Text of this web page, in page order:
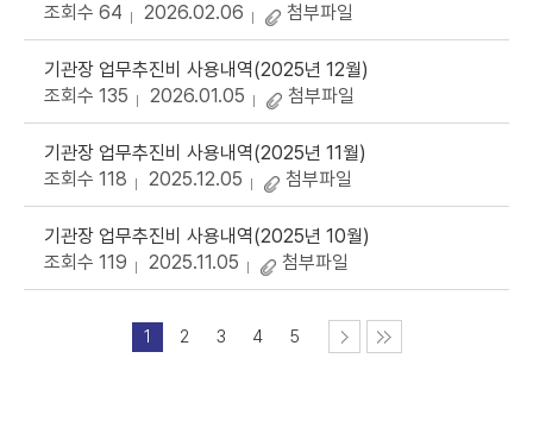
조회수 64
2026.02.06 첨부파일
기관장 업무추진비 사용내역(2025년 12월)
조회수 135
2026.01.05 첨부파일
기관장 업무추진비 사용내역(2025년 11월)
조회수 118
2025.12.05 첨부파일
기관장 업무추진비 사용내역(2025년 10월)
조회수 119
2025.11.05 첨부파일
1 2 3 4 5